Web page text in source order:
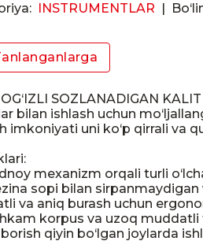
INSTRUMENTLAR |
SOZLANADIGAN
bilan ishlash uchun
imkoniyati uni ko‘p qirrali va
mexanizm orqali turli
sopi bilan
va aniq burash uchun
korpus va uzoq
qiyin bo‘lgan joylarda